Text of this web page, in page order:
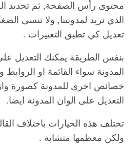
محتوى رأس الصفحة, ثم تحديد
الذي نريد لمدونتنا, ولا تنسى
تعديل كي تطبق التغييرات .
بنفس الطريقة يمكنك التعديل
المدونة سواء القائمة او
خصائص اخرى للمدونة كصورة
التعديل على الوان المدونة ايضا.
تختلف هذه الخيارات باختلاف
ولكن معظمها متشابه .